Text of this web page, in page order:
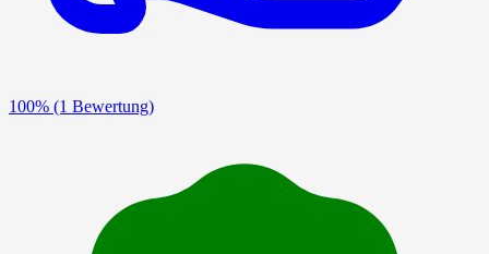
100% (1 Bewertung)